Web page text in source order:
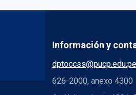
Información y
dptoccss@pucp.edu.pe
626-2000, anexo 4300